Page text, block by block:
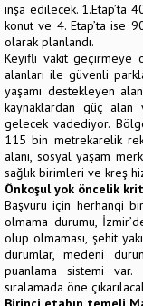
inşa edilecek. 1.Etap’ta
konut ve 4. Etap’ta ise
olarak planlandı.
Keyifli vakit geçirmeye
alanları ile güvenli
yaşamı destekleyen
kaynaklardan güç alan
gelecek vadediyor.
115 bin metrekarelik
alanı, sosyal yaşam
sağlık birimleri ve kreş
Önkoşul yok öncelik
Başvuru için herhangi
olmama durumu,
olup olmaması, şehit
durumlar, medeni
puanlama sistemi
sıralamada öne